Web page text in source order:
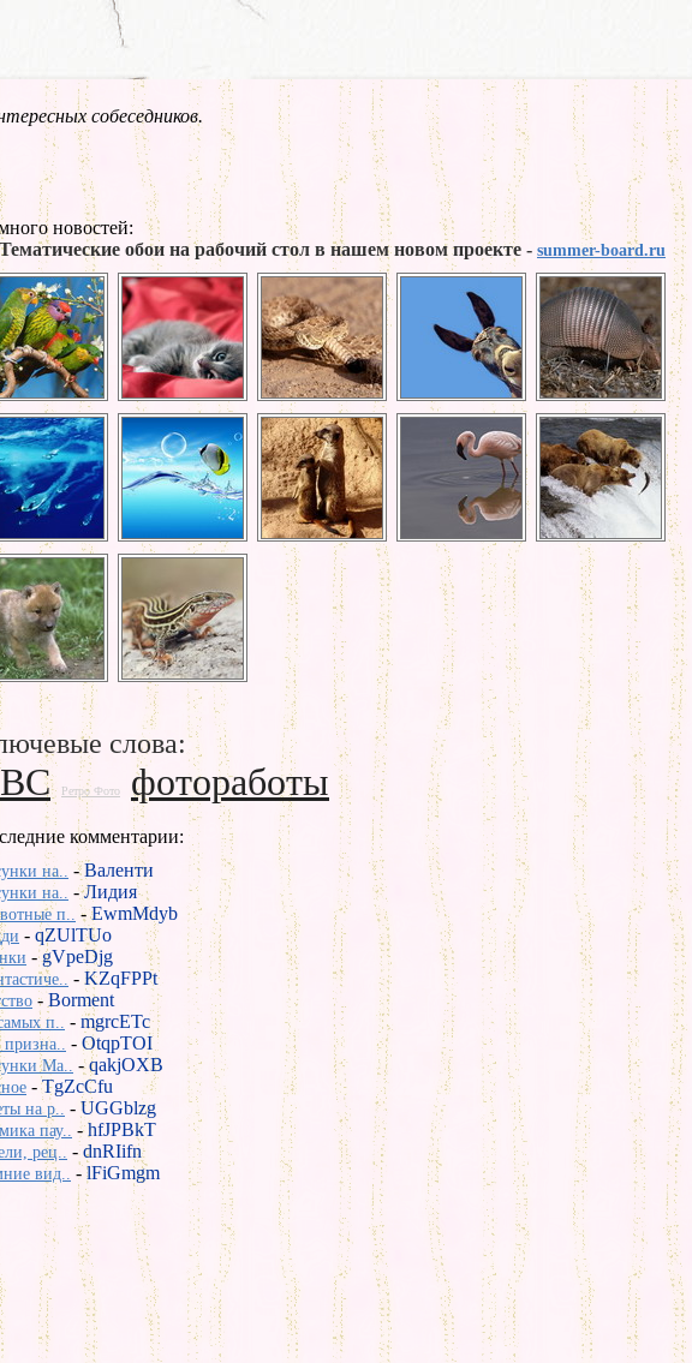
собеседников.
новостей:
Тематические обои на рабочий стол в нашем новом проекте - summer-board.ru
слова:
Ретро Фото фотоработы
комментарии:
на.. -Валенти
на.. -Лидия
п.. -EwmMdyb
- qZUlTUo
-gVpeDjg
- KZqFPPt
- Borment
п.. - mgrcETc
призна.. - OtqpTOI
Ma.. -qakjOXB
-TgZcCfu
на р.. - UGGblzg
пау.. -hfJPBkT
рец.. - dnRIifn
вид.. -lFiGmgm